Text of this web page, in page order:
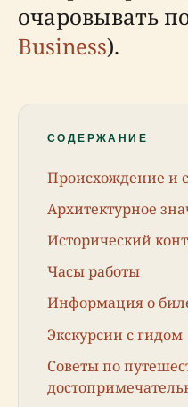
очаровывать
Business).
СОДЕРЖАНИЕ
Происхождение и
Архитектурное
Исторический
Часы работы
Информация о
Экскурсии с гидом
Советы по